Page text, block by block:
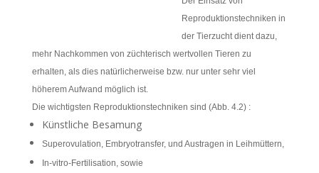
Reproduktionstechniken in
der Tierzucht dient dazu,
mehr Nachkommen von züchterisch wertvollen Tieren zu
erhalten, als dies natürlicherweise bzw. nur unter sehr viel
höherem Aufwand möglich ist.
Die wichtigsten Reproduktionstechniken sind (Abb. 4.2) :
Künstliche Besamung
Superovulation, Embryotransfer, und Austragen in Leihmüttern,
In-vitro-Fertilisation, sowie